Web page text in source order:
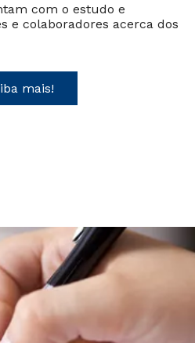
com o estudo e
e colaboradores acerca dos
mais!